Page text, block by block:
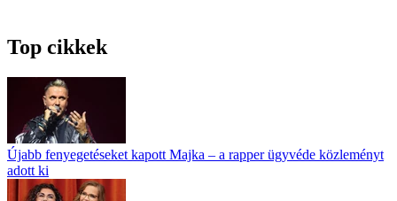
Top cikkek
Újabb fenyegetéseket kapott Majka – a rapper ügyvéde közleményt
adott ki